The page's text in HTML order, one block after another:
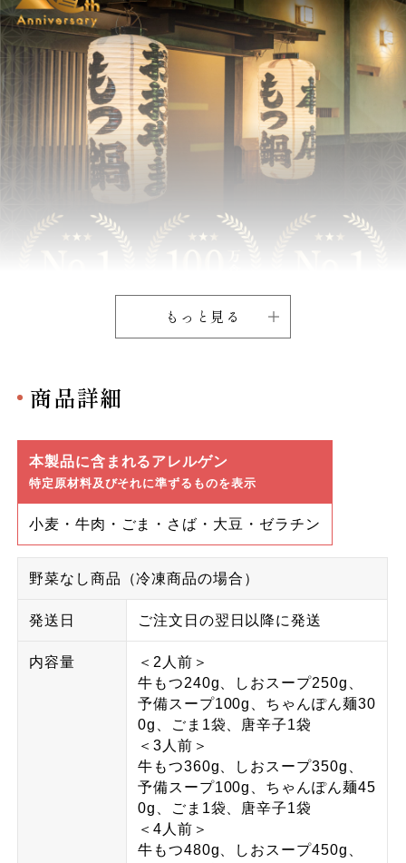
もっと見る
商品詳細
本製品に含まれるアレルゲン
特定原材料及びそれに準ずるものを表示
小麦・牛肉・ごま・さば・大豆・ゼラチン
野菜なし商品（冷凍商品の場合）
発送日 ご注文日の翌日以降に発送
内容量
＜2人前＞
牛もつ240g、しおスープ250g、
予備スープ100g、ちゃんぽん麺30
0g、ごま1袋、唐辛子1袋
＜3人前＞
牛もつ360g、しおスープ350g、
予備スープ100g、ちゃんぽん麺45
0g、ごま1袋、唐辛子1袋
＜4人前＞
牛もつ480g、しおスープ450g、